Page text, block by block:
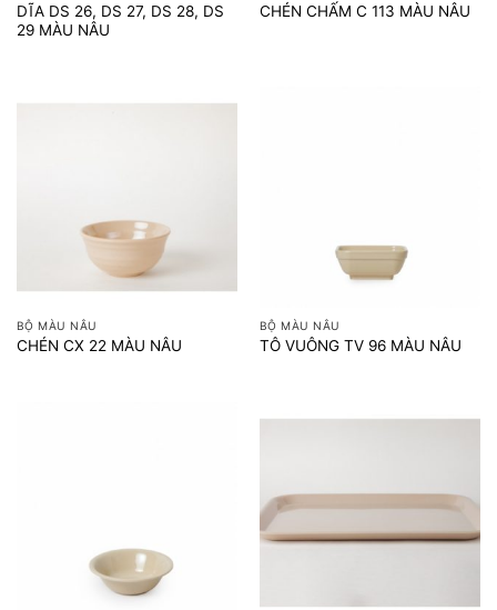
DĨA DS 26, DS 27, DS 28, DS
29 MÀU NÂU
CHÉN CHẤM C 113 MÀU NÂU
BỘ MÀU NÂU
CHÉN CX 22 MÀU NÂU
BỘ MÀU NÂU
TÔ VUÔNG TV 96 MÀU NÂU